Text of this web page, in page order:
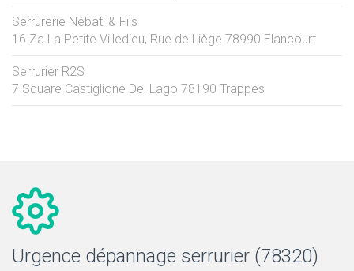
Serrurerie Nébati & Fils
16 Za La Petite Villedieu, Rue de Liège 78990 Elancourt
Serrurier R2S
7 Square Castiglione Del Lago 78190 Trappes
Urgence dépannage serrurier (78320)